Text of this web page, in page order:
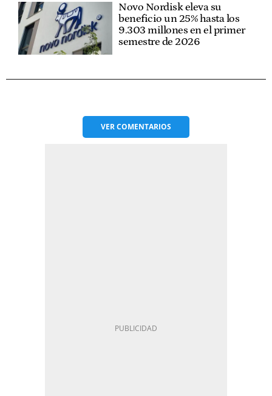
Novo Nordisk eleva su
beneficio un 25% hasta los
9.303 millones en el primer
semestre de 2026
VERCOMENTARIOS